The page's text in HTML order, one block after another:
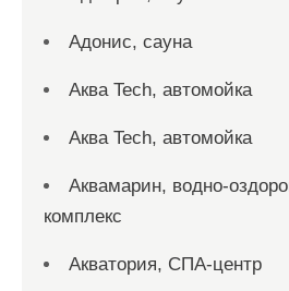
Адонис, сауна
Аква Tech, автомойка
Аква Tech, автомойка
Аквамарин, водно-
комплекс
Акватория, СПА-центр